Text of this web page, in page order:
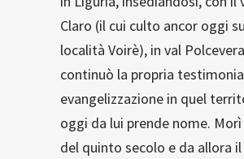
Claro (il cui culto ancor oggi
località Voirè), in val
continuò la propria
evangelizzazione in quel
oggi da lui prende nome. Morì
del quinto secolo e da allora